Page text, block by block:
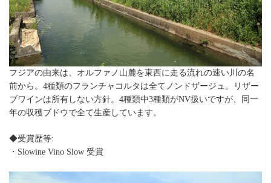
フジアの由来は、オルファノ山麓を東西に走る流れの速い川の名
前から。4種類のフランチャコルタは全てノンドザージュ。リザー
ブワインは所有しない方針。4種類中3種類がNV扱いですが、同一
年の収穫ブドウで全て生産しています。
◆受賞歴等:
・Slowine Vino Slow 受賞